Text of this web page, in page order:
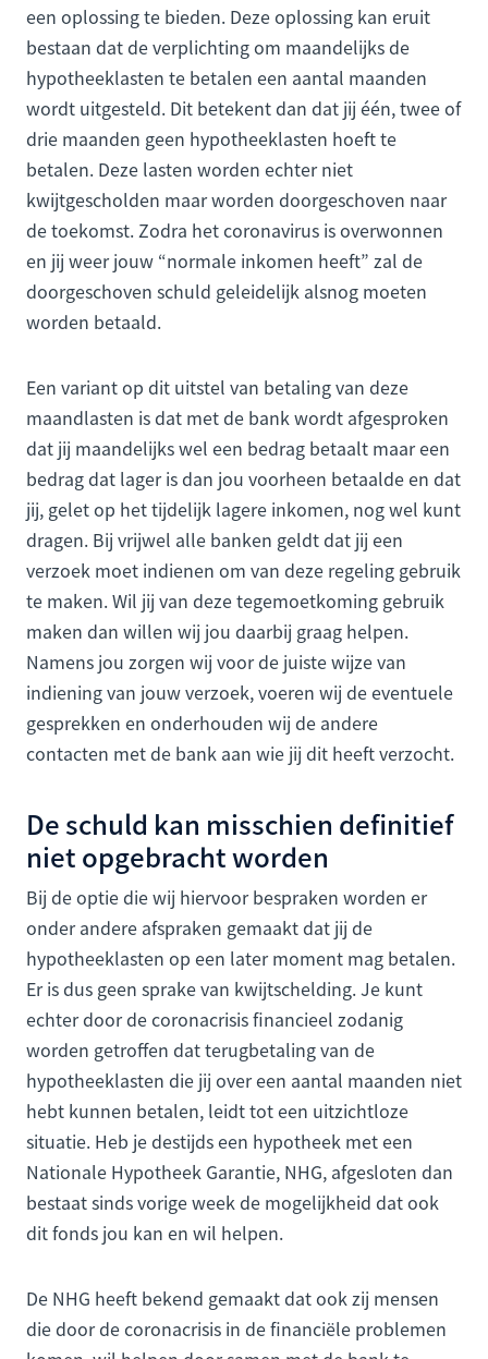
een oplossing te bieden. Deze oplossing kan eruit
bestaan dat de verplichting om maandelijks de
hypotheeklasten te betalen een aantal maanden
wordt uitgesteld. Dit betekent dan dat jij één, twee of
drie maanden geen hypotheeklasten hoeft te
betalen. Deze lasten worden echter niet
kwijtgescholden maar worden doorgeschoven naar
de toekomst. Zodra het coronavirus is overwonnen
en jij weer jouw “normale inkomen heeft” zal de
doorgeschoven schuld geleidelijk alsnog moeten
worden betaald.
Een variant op dit uitstel van betaling van deze
maandlasten is dat met de bank wordt afgesproken
dat jij maandelijks wel een bedrag betaalt maar een
bedrag dat lager is dan jou voorheen betaalde en dat
jij, gelet op het tijdelijk lagere inkomen, nog wel kunt
dragen. Bij vrijwel alle banken geldt dat jij een
verzoek moet indienen om van deze regeling gebruik
te maken. Wil jij van deze tegemoetkoming gebruik
maken dan willen wij jou daarbij graag helpen.
Namens jou zorgen wij voor de juiste wijze van
indiening van jouw verzoek, voeren wij de eventuele
gesprekken en onderhouden wij de andere
contacten met de bank aan wie jij dit heeft verzocht.
De schuld kan misschien definitief
niet opgebracht worden
Bij de optie die wij hiervoor bespraken worden er
onder andere afspraken gemaakt dat jij de
hypotheeklasten op een later moment mag betalen.
Er is dus geen sprake van kwijtschelding. Je kunt
echter door de coronacrisis financieel zodanig
worden getroffen dat terugbetaling van de
hypotheeklasten die jij over een aantal maanden niet
hebt kunnen betalen, leidt tot een uitzichtloze
situatie. Heb je destijds een hypotheek met een
Nationale Hypotheek Garantie, NHG, afgesloten dan
bestaat sinds vorige week de mogelijkheid dat ook
dit fonds jou kan en wil helpen.
De NHG heeft bekend gemaakt dat ook zij mensen
die door de coronacrisis in de financiële problemen